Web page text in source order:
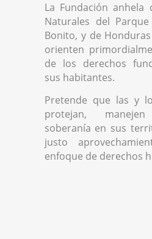
La Fundación anhela
Naturales del
Bonito, y de
orienten
de los derechos
sus habitantes.
Pretende que las y
protejan,
soberanía en sus
justo
enfoque de derechos